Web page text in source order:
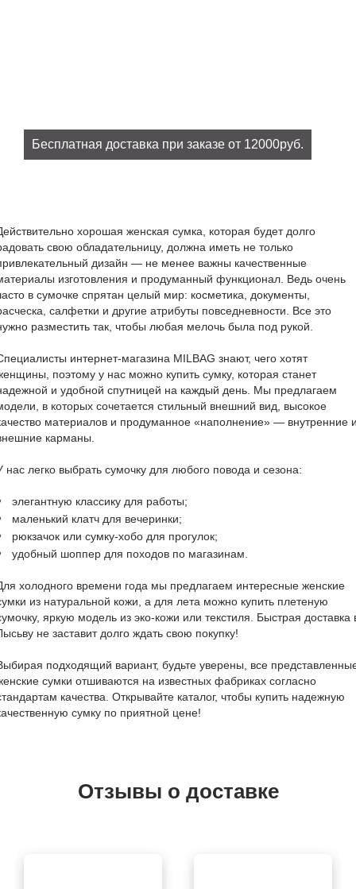
Бесплатная доставка при заказе от 12000руб.
хорошая женская сумка, которая будет долго
свою обладательницу, должна иметь не только
дизайн — не менее важны качественные
изготовления и продуманный функционал. Ведь очень
в сумочке спрятан целый мир: косметика, документы,
салфетки и другие атрибуты повседневности. Все это
разместить так, чтобы любая мелочь была под рукой.
интернет-магазина MILBAG знают, чего хотят
поэтому у нас можно купить сумку, которая станет
и удобной спутницей на каждый день. Мы предлагаем
в которых сочетается стильный внешний вид, высокое
материалов и продуманное «наполнение» — внутренние
карманы.
нас легко выбрать сумочку для любого повода и сезона:
элегантную классику для работы;
маленький клатч для вечеринки;
рюкзачок или сумку-хобо для прогулок;
удобный шоппер для походов по магазинам.
холодного времени года мы предлагаем интересные женские
из натуральной кожи, а для лета можно купить плетеную
яркую модель из эко-кожи или текстиля. Быстрая доставка
не заставит долго ждать свою покупку!
подходящий вариант, будьте уверены, все
сумки отшиваются на известных фабриках согласно
качества. Открывайте каталог, чтобы купить надежную
сумку по приятной цене!
Отзывы о доставке